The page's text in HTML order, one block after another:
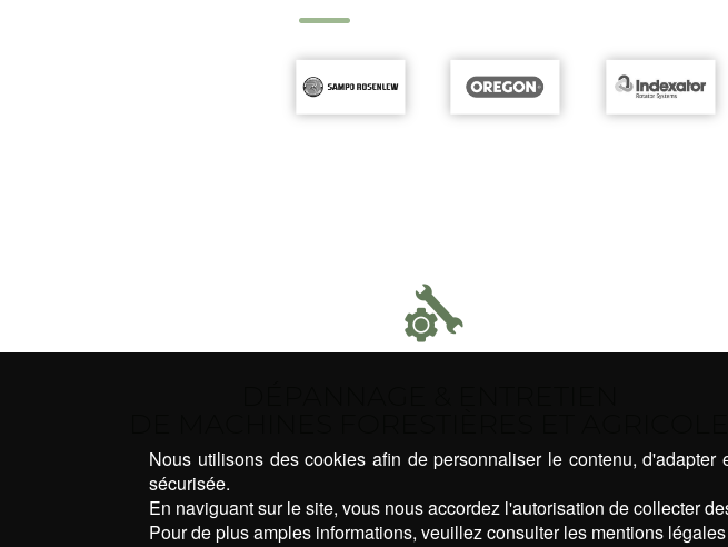
Nous utilisons des cookies afin de personnaliser le contenu,
sécurisée.
En naviguant sur le site, vous nous accordez l'autorisation de collecter
Pour de plus amples informations, veuillez consulter les mentions